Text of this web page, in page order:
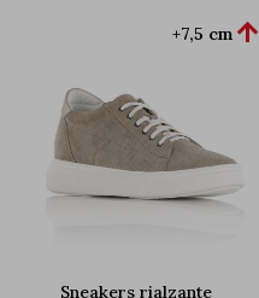
Sneakers rialzante
+7,5 cm